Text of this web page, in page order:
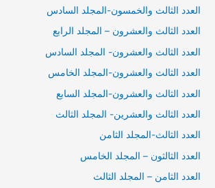
العدد الثالث والخمسون-المجلد السادس
العدد الثالث والعشرون – المجلد الرابع
العدد الثالث والعشرون- المجلد السادس
العدد الثالث والعشرون-المجلد الخامس
العدد الثالث والعشرون-المجلد السابع
العدد الثالث والعشرين- المجلد الثالث
العدد الثالث-المجلد الثامن
العدد الثالثون – المجلد الخامس
العدد الثامن – المجلد الثالث